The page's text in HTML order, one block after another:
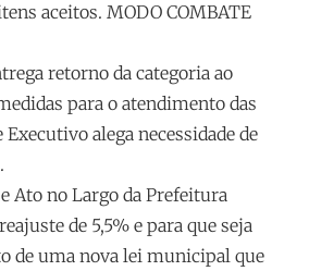
aceitos. MODO COMBATE
retorno da categoria ao
para o atendimento das
alega necessidade de
Ato no Largo da Prefeitura
de 5,5% e para que seja
de uma nova lei municipal que